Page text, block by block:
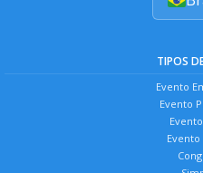
TIPOS
Evento
Evento